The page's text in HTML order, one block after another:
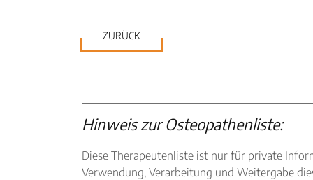
ZURÜCK
Hinweis zur Osteopathenliste:
Diese Therapeutenliste ist nur für private
Verwendung, Verarbeitung und Weitergabe